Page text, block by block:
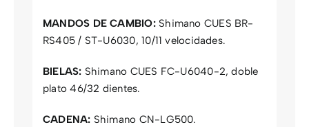
MANDOS DE CAMBIO:Shimano CUES BR-
RS405 / ST-U6030, 10/11 velocidades.
BIELAS: Shimano CUES FC-U6040-2, doble
plato 46/32 dientes.
CADENA: Shimano CN-LG500.